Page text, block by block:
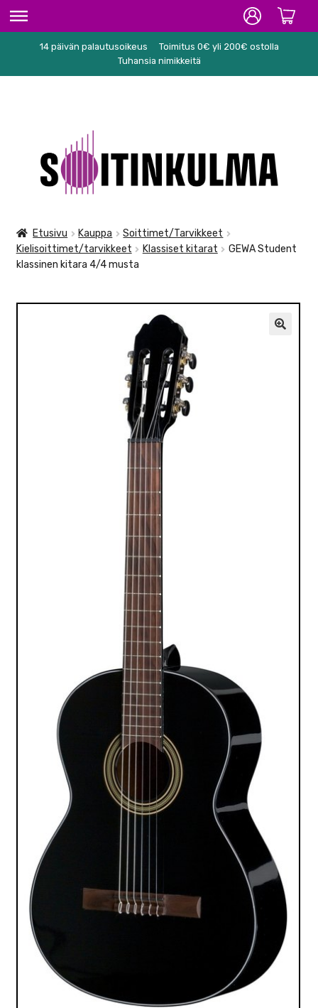
ETUSIVU
KARAOKE
NUOTIT
TARVIKKEET
14 päivän palautusoikeus
Toimitus 0€ yli 200€ ostolla
Tuhansia nimikkeitä
navigointiin
sisältöön
Etusivu Kauppa
Soittimet/Tarvikkeet
Kielisoittimet/tarvikkeet
Klassiset kitarat
GEWA Student
klassinen kitara 4/4 musta